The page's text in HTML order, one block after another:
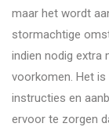
maar het wordt
stormachtige
indien nodig extra
voorkomen. Het
instructies en
ervoor te zorgen